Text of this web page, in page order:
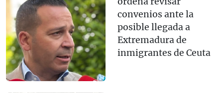
convenios ante la
posible llegada a
Extremadura de
inmigrantes de Ceuta